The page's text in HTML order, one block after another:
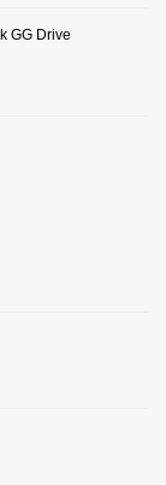
GG Drive